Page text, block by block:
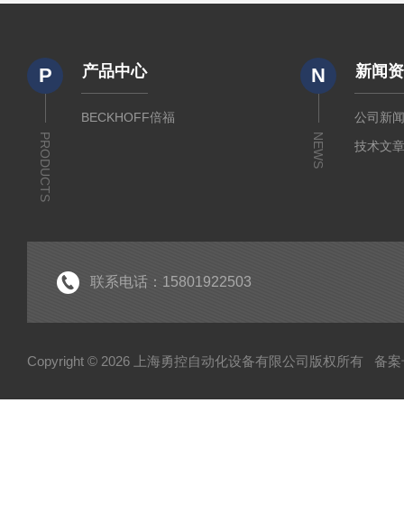
P
PRODUCTS
产品中心
BECKHOFF倍福
N
NEWS
新闻
公司新
技术文
联系电话：15801922503
Copyright © 2026 上海勇控自动化设备有限公司版权所有 备案